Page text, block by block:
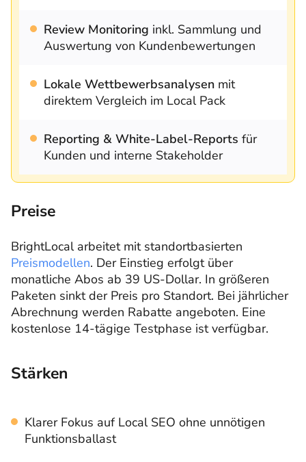
Review Monitoring inkl. Sammlung und
Auswertung von Kundenbewertungen
Lokale Wettbewerbsanalysen mit
direktem Vergleich im Local Pack
Reporting & White-Label-Reports für
Kunden und interne Stakeholder
Preise
BrightLocal arbeitet mit standortbasierten
Preismodellen. Der Einstieg erfolgt über
monatliche Abos ab 39 US-Dollar. In größeren
Paketen sinkt der Preis pro Standort. Bei jährlicher
Abrechnung werden Rabatte angeboten. Eine
kostenlose 14-tägige Testphase ist verfügbar.
Stärken
Klarer Fokus auf Local SEO ohne unnötigen
Funktionsballast